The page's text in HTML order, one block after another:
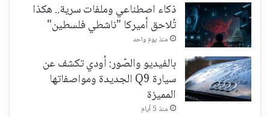
ذكاء اصطناعي وملفات سرية.. هكذا
تُلاحق أميركا "ناشطي فلسطين"
منذ يوم واحد
بالفيديو والصّور: أودي تكشف عن
سيارة Q9 الجديدة ومواصفاتها
المميزة
منذ 5 أيام